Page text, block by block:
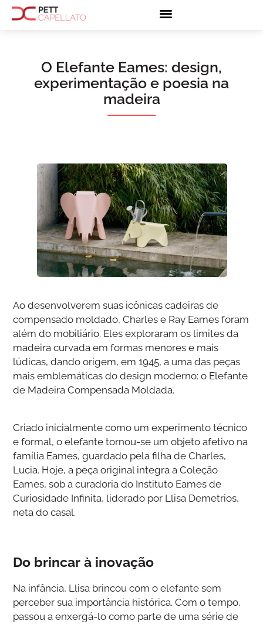
O Elefante Eames: design,
experimentação e poesia na
madeira
Ao desenvolverem suas icônicas cadeiras de
compensado moldado, Charles e Ray Eames foram
além do mobiliário. Eles exploraram os limites da
madeira curvada em formas menores e mais
lúdicas, dando origem, em 1945, a uma das peças
mais emblemáticas do design moderno: o Elefante
de Madeira Compensada Moldada.
Criado inicialmente como um experimento técnico
e formal, o elefante tornou-se um objeto afetivo na
família Eames, guardado pela filha de Charles,
Lucia. Hoje, a peça original integra a Coleção
Eames, sob a curadoria do Instituto Eames de
Curiosidade Infinita, liderado por Llisa Demetrios,
neta do casal.
Do brincar à inovação
Na infância, Llisa brincou com o elefante sem
perceber sua importância histórica. Com o tempo,
passou a enxergá-lo como parte de uma série de